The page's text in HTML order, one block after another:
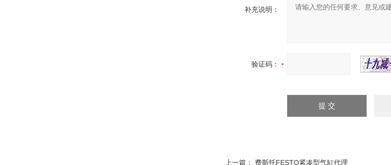
补充说明：
验证码：
上一篇： 费斯托FESTO紧凑型气缸代理